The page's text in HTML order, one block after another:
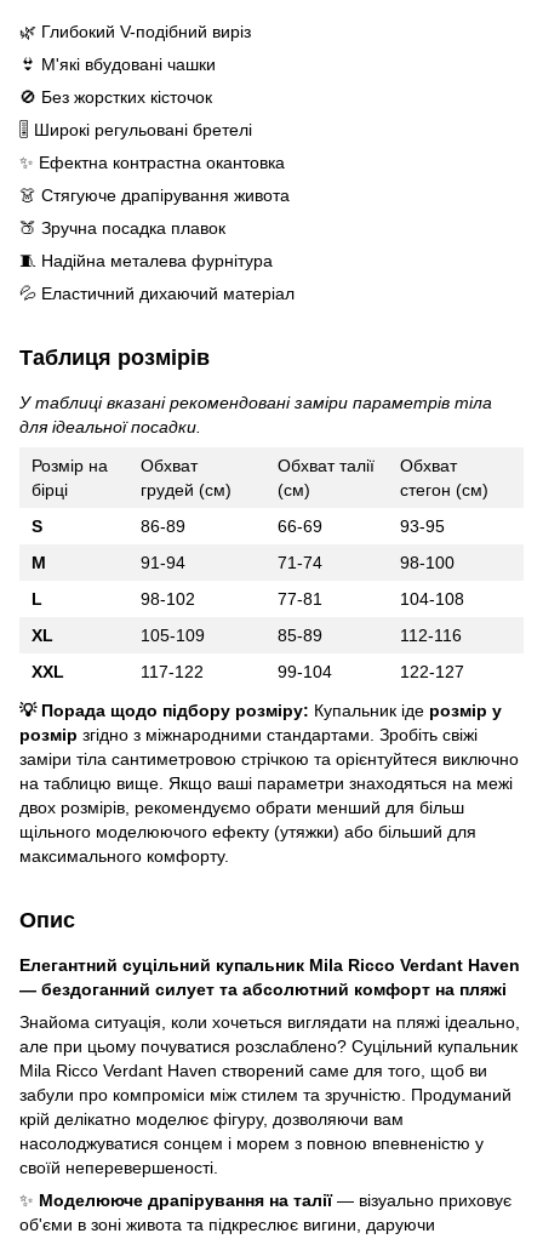
🌿 Глибокий V-подібний виріз
👙 М'які вбудовані чашки
🚫 Без жорстких кісточок
🎚️ Широкі регульовані бретелі
✨ Ефектна контрастна окантовка
👗 Стягуюче драпірування живота
🍑 Зручна посадка плавок
🧵 Надійна металева фурнітура
💦 Еластичний дихаючий матеріал
Таблиця розмірів
У таблиці вказані рекомендовані заміри параметрів тіла
для ідеальної посадки.
Розмір на
бірці
Обхват
грудей (см)
Обхват талії
(см)
Обхват
стегон (см)
S
86-89 66-69
93-95
M
91-94 71-74
98-100
L
98-102 77-81
104-108
XL
105-109 85-89
112-116
XXL
117-122 99-104
122-127
💡 Порада щодо підбору розміру: Купальник іде розмір у
розмір згідно з міжнародними стандартами. Зробіть свіжі
заміри тіла сантиметровою стрічкою та орієнтуйтеся виключно
на таблицю вище. Якщо ваші параметри знаходяться на межі
двох розмірів, рекомендуємо обрати менший для більш
щільного моделюючого ефекту (утяжки) або більший для
максимального комфорту.
Опис
Елегантний суцільний купальник Mila Ricco Verdant Haven
— бездоганний силует та абсолютний комфорт на пляжі
Знайома ситуація, коли хочеться виглядати на пляжі ідеально,
але при цьому почуватися розслаблено? Суцільний купальник
Mila Ricco Verdant Haven створений саме для того, щоб ви
забули про компроміси між стилем та зручністю. Продуманий
крій делікатно моделює фігуру, дозволяючи вам
насолоджуватися сонцем і морем з повною впевненістю у
своїй неперевершеності.
✨ Моделююче драпірування на талії— візуально приховує
об'єми в зоні живота та підкреслює вигини, даруючи